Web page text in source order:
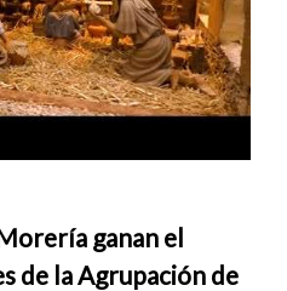
ganan el
de la Agrupación de